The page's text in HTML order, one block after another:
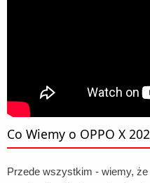
Co Wiemy o OPPO X
Przede wszystkim - wiemy, że